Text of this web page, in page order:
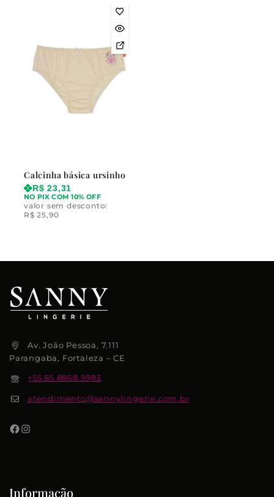
Calcinha básica ursinho
R$ 23,31
NO PIX COM 10% OFF
valor sem desconto:
R$ 25,90
Av. João Pessoa, 7.111
Parangaba, Fortaleza – CE
+55 85 8868.9983
atendimento@sannylingerie.com.br
Informação